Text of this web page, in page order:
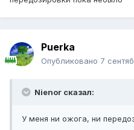
Puerka
Опубликовано 7
Nienor сказал:
У меня ни ожога, ни